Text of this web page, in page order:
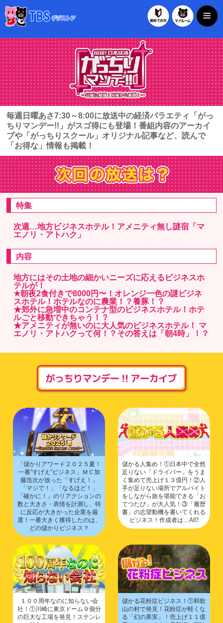
初めての方マイル
毎週日曜あさ7:30～8:00に放送中の経済バラエティ「がっ
ちりマンデー!!」がスゴ得にも登場！番組内容のアーカイ
ブや「がっちりスクール」オリジナル記事など、読んで
「お得な」情報も掲載！
特集
次週…地方ビジネスホテル！アメニティ無し謎宿「マ
エノリ・アトハク」
内容
地方にはその土地の細かいニーズに応えるビジネスホ
テルが！
★朝夜2食付きで8000円〜！オレンジ一色の謎ビジネ
スホテル！ホテルなのに農業！？養豚！？
★郊外に急増中のコンテナ型のビジネスホテル！ホテ
ルごと移動できちゃう！？
★アメニティが無いのに大人気のビジネスホテル！ マ
エノリ・アトハクって何！？その答えは「朝4時」！？
「儲かりアワード２０２５夏！
一番”すげえ”ビジネス」ＭＣ加
藤浩次が放った「すげえ！」
「マジで！」「なるほど！」
「確かに！」のリアクションの
数と大きさ・表情を計測し、特
に反応が大きかった企業を厳
選！一番大きく獲得したのは、
どの儲かりビジネス？
儲かる人集め！①日本中で全然
足りない「ドライバー」をうま
く集めて売上げ１３億円！②人
手が足りない場所でアルバイト
をしながら旅を堪能できる「お
てつたび」が大人気！③「履歴
書」の志望動機を書いてくれる
ビジネス！作成者は…AI⁉
１００周年なのに知らない会
社！①川崎に東京ドーム９個分
の巨大な工場を発見！ステンレ
儲かる花粉症ビジネス！①和歌
山の村で発見！花粉症が軽くな
る「幻の果実」！売上げ１１億